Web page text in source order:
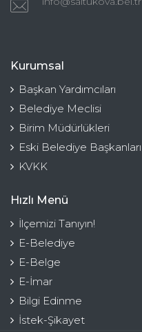
Kurumsal
Başkan Yardımcıları
Belediye Meclisi
Birim Müdürlükleri
Eski Belediye Başkanları
KVKK
Hızlı Menü
İlçemizi Tanıyın!
E-Belediye
E-Belge
E-İmar
Bilgi Edinme
İstek-Şikayet